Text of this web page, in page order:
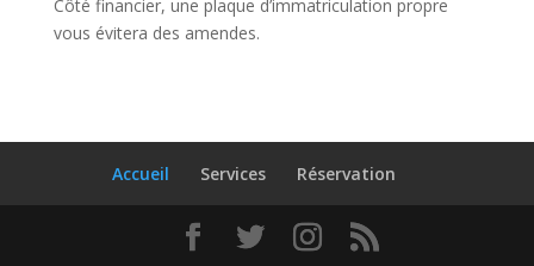
Côté financier, une plaque d’immatriculation propre
vous évitera des amendes.
Accueil Services Réservation